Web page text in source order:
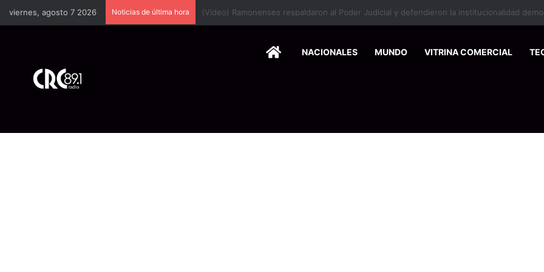
viernes, agosto 7 2026 Noticias de última hora
HOMENACIONALES MUNDO VITRINA COMERCIAL